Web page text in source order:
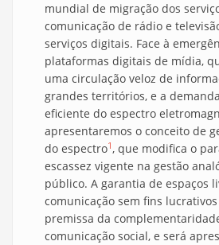
mundial de migração dos
comunicação de rádio e
serviços digitais. Face à
plataformas digitais de mídia,
uma circulação veloz de
grandes territórios, e a
eficiente do espectro
apresentaremos o conceito de
do espectro1, que modifica o
escassez vigente na gestão
público. A garantia de espaços
comunicação sem fins
premissa da
comunicação social, e será